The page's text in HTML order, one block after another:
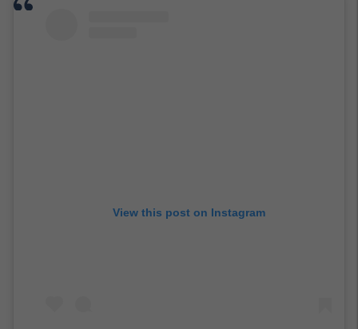
View this post on Instagram